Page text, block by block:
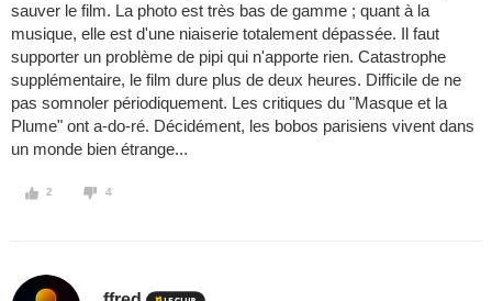
sauver le film. La photo est très bas de gamme ; quant à la
musique, elle est d'une niaiserie totalement dépassée. Il faut
supporter un problème de pipi qui n'apporte rien. Catastrophe
supplémentaire, le film dure plus de deux heures. Difficile de ne
pas somnoler périodiquement. Les critiques du "Masque et la
Plume" ont a-do-ré. Décidément, les bobos parisiens vivent dans
un monde bien étrange...
2 4